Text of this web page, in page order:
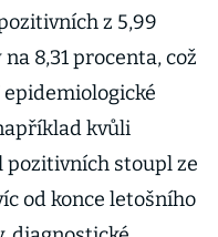
z 5,99
8,31 procenta, což
epidemiologické
kvůli
pozitivních stoupl ze
od konce letošního